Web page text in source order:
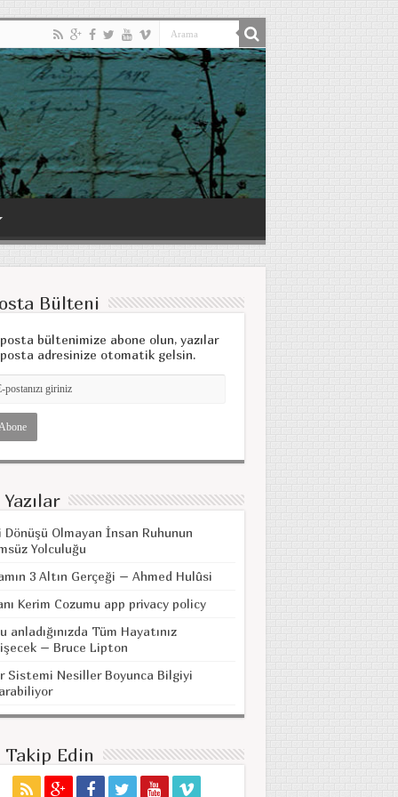
Bülteni
bültenimize abone olun, yazılar
adresinize otomatik gelsin.
Dönüşü Olmayan İnsan Ruhunun
Yolculuğu
3 Altın Gerçeği – Ahmed Hulûsi
Kerim Cozumu app privacy policy
anladığınızda Tüm Hayatınız
– Bruce Lipton
Sistemi Nesiller Boyunca Bilgiyi
Takip Edin